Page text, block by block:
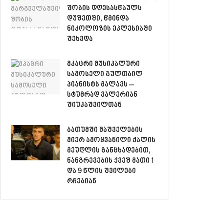
შობის დღესასწაულს
დუშეთში, წმინდა
ნიკოლოზის ეკლესიაში
შეხვდა
მკაცრი მუსიკალური
სამოსელი გულთბილ
პიანისტს მალავს –
სტუმრად ვალერიან
შიუკაშვილთან
ბათუმში მაშველების
მიერ ამოყვანილი ქალის
მეუღლის განცხადებით,
ნანგრევების ქვეშ მათი 1
და 9 წლის შვილები
რჩებიან